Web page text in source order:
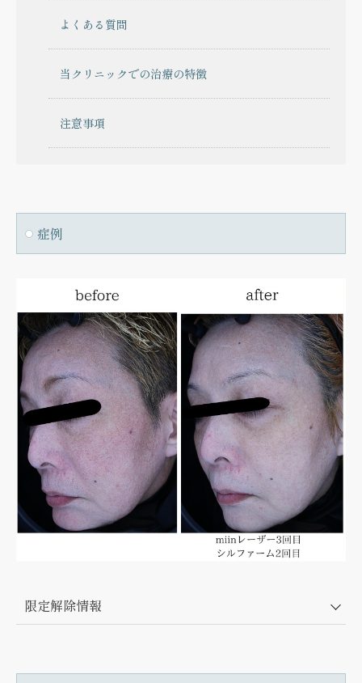
よくある質問
当クリニックでの治療の特徴
注意事項
症例
限定解除情報